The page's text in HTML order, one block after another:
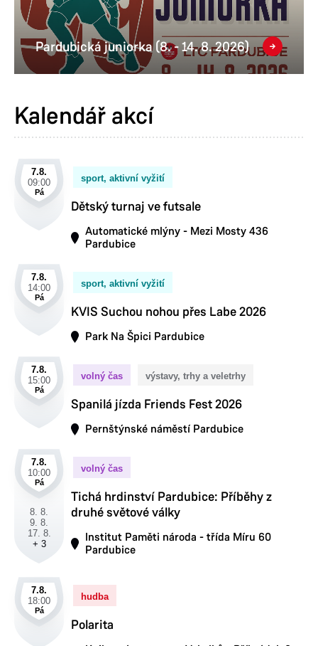
Pardubická juniorka (8. - 14. 8. 2026)
Kalendář akcí
7.8.
09:00
Pá
sport, aktivní vyžití
Dětský turnaj ve futsale
Automatické mlýny - Mezi Mosty 436
Pardubice
7.8.
14:00
Pá
sport, aktivní vyžití
KVIS Suchou nohou přes Labe 2026
Park Na Špici Pardubice
7.8.
15:00
Pá
volný čas výstavy, trhy a veletrhy
Spanilá jízda Friends Fest 2026
Pernštýnské náměstí Pardubice
7.8.
10:00
Pá
8. 8.
9. 8.
17. 8.
+ 3
volný čas
Tichá hrdinství Pardubice: Příběhy z
druhé světové války
Institut Paměti národa - třída Míru 60
Pardubice
7.8.
18:00
Pá
hudba
Polarita